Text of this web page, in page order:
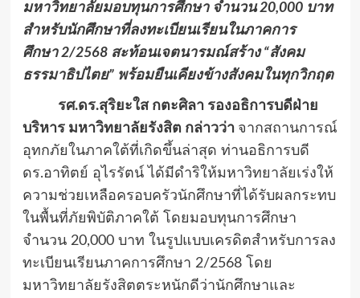
มหาวิทยาลัยมอบทุนการศึกษา จำนวน20,000 บาท
สำหรับนักศึกษาที่ลงทะเบียนเรียนในภาคการ
ศึกษา2/2568 สะท้อนเจตนารมณ์สร้าง “สังคม
ธรรมาธิปไตย” พร้อมยืนเคียงข้างสังคมในทุกวิกฤต
รศ.ดร.สุริยะใส กตะศิลา รองอธิการบดีฝ่าย
บริหาร มหาวิทยาลัยรังสิต กล่าวว่า จากสถานการณ์
อุทกภัยในภาคใต้ที่เกิดขึ้นล่าสุด ท่านอธิการบดี
ดร.อาทิตย์ อุไรรัตน์ ได้มีดำริให้มหาวิทยาลัยเร่งให้
ความช่วยเหลือครอบครัวนักศึกษาที่ได้รับผลกระทบ
ในพื้นที่ภัยพิบัติภาคใต้ โดยมอบทุนการศึกษา
จำนวน 20,000 บาท ในรูปแบบเครดิตสำหรับการลง
ทะเบียนเรียนภาคการศึกษา 2/2568โดย
มหาวิทยาลัยรังสิตตระหนักดีว่านักศึกษาและ